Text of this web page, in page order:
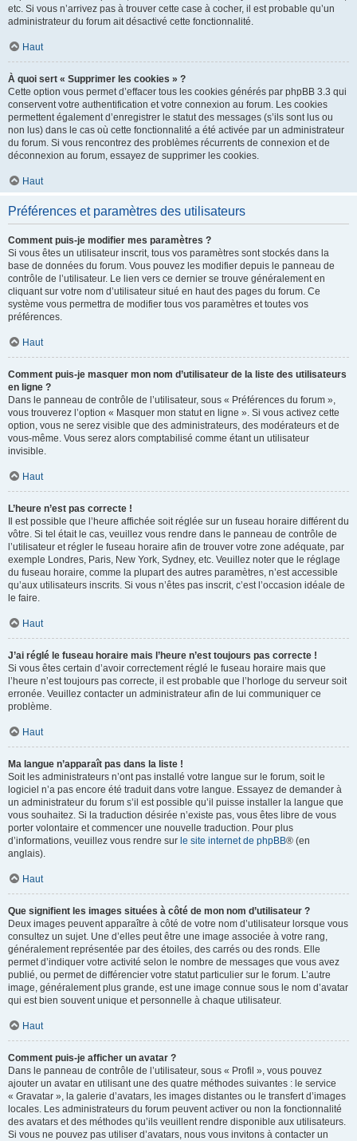
etc. Si vous n’arrivez pas à trouver cette case à cocher, il est probable qu’un
administrateur du forum ait désactivé cette fonctionnalité.
Haut
À quoi sert « Supprimer les cookies » ?
Cette option vous permet d’effacer tous les cookies générés par phpBB 3.3 qui
conservent votre authentification et votre connexion au forum. Les cookies
permettent également d’enregistrer le statut des messages (s’ils sont lus ou
non lus) dans le cas où cette fonctionnalité a été activée par un administrateur
du forum. Si vous rencontrez des problèmes récurrents de connexion et de
déconnexion au forum, essayez de supprimer les cookies.
Haut
Préférences et paramètres des utilisateurs
Comment puis-je modifier mes paramètres ?
Si vous êtes un utilisateur inscrit, tous vos paramètres sont stockés dans la
base de données du forum. Vous pouvez les modifier depuis le panneau de
contrôle de l’utilisateur. Le lien vers ce dernier se trouve généralement en
cliquant sur votre nom d’utilisateur situé en haut des pages du forum. Ce
système vous permettra de modifier tous vos paramètres et toutes vos
préférences.
Haut
Comment puis-je masquer mon nom d’utilisateur de la liste des utilisateurs
en ligne ?
Dans le panneau de contrôle de l’utilisateur, sous « Préférences du forum »,
vous trouverez l’option « Masquer mon statut en ligne ». Si vous activez cette
option, vous ne serez visible que des administrateurs, des modérateurs et de
vous-même. Vous serez alors comptabilisé comme étant un utilisateur
invisible.
Haut
L’heure n’est pas correcte !
Il est possible que l’heure affichée soit réglée sur un fuseau horaire différent du
vôtre. Si tel était le cas, veuillez vous rendre dans le panneau de contrôle de
l’utilisateur et régler le fuseau horaire afin de trouver votre zone adéquate, par
exemple Londres, Paris, New York, Sydney, etc. Veuillez noter que le réglage
du fuseau horaire, comme la plupart des autres paramètres, n’est accessible
qu’aux utilisateurs inscrits. Si vous n’êtes pas inscrit, c’est l’occasion idéale de
le faire.
Haut
J’ai réglé le fuseau horaire mais l’heure n’est toujours pas correcte !
Si vous êtes certain d’avoir correctement réglé le fuseau horaire mais que
l’heure n’est toujours pas correcte, il est probable que l’horloge du serveur soit
erronée. Veuillez contacter un administrateur afin de lui communiquer ce
problème.
Haut
Ma langue n’apparaît pas dans la liste !
Soit les administrateurs n’ont pas installé votre langue sur le forum, soit le
logiciel n’a pas encore été traduit dans votre langue. Essayez de demander à
un administrateur du forum s’il est possible qu’il puisse installer la langue que
vous souhaitez. Si la traduction désirée n’existe pas, vous êtes libre de vous
porter volontaire et commencer une nouvelle traduction. Pour plus
d’informations, veuillez vous rendre sur le site internet de phpBB® (en
anglais).
Haut
Que signifient les images situées à côté de mon nom d’utilisateur ?
Deux images peuvent apparaître à côté de votre nom d’utilisateur lorsque vous
consultez un sujet. Une d’elles peut être une image associée à votre rang,
généralement représentée par des étoiles, des carrés ou des ronds. Elle
permet d’indiquer votre activité selon le nombre de messages que vous avez
publié, ou permet de différencier votre statut particulier sur le forum. L’autre
image, généralement plus grande, est une image connue sous le nom d’avatar
qui est bien souvent unique et personnelle à chaque utilisateur.
Haut
Comment puis-je afficher un avatar ?
Dans le panneau de contrôle de l’utilisateur, sous « Profil », vous pouvez
ajouter un avatar en utilisant une des quatre méthodes suivantes : le service
« Gravatar », la galerie d’avatars, les images distantes ou le transfert d’images
locales. Les administrateurs du forum peuvent activer ou non la fonctionnalité
des avatars et des méthodes qu’ils veuillent rendre disponible aux utilisateurs.
Si vous ne pouvez pas utiliser d’avatars, nous vous invitons à contacter un